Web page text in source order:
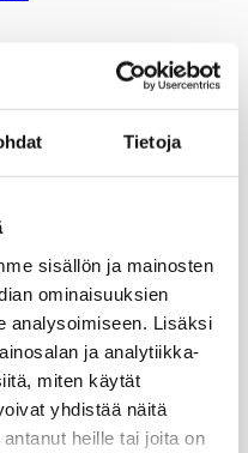
Tietoja
sisällön ja mainosten
ominaisuuksien
analysoimiseen. Lisäksi
ja analytiikka-
miten käytät
yhdistää näitä
heille tai joita on
haettaviksi:
kaupungissa